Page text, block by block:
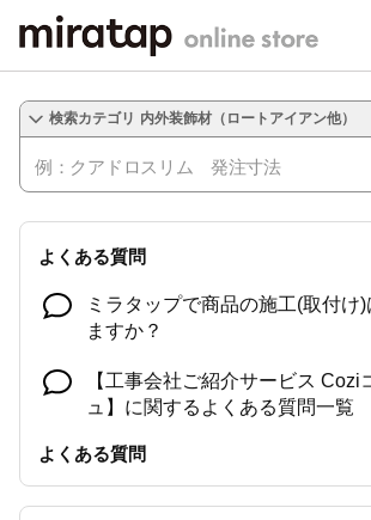
オンラインストアはこちら
内外装飾材（ロートアイアン他）
よくある質問
ミラタップで商品の施工(取付け
ますか？
【工事会社ご紹介サービス Cozi
ュ】に関するよくある質問一覧
よくある質問
【オリジナルグリル】仕上げの